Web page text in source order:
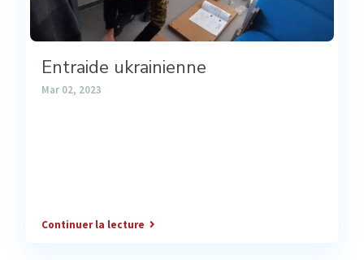
Entraide ukrainienne
Mar 02, 2023
Continuer la lecture